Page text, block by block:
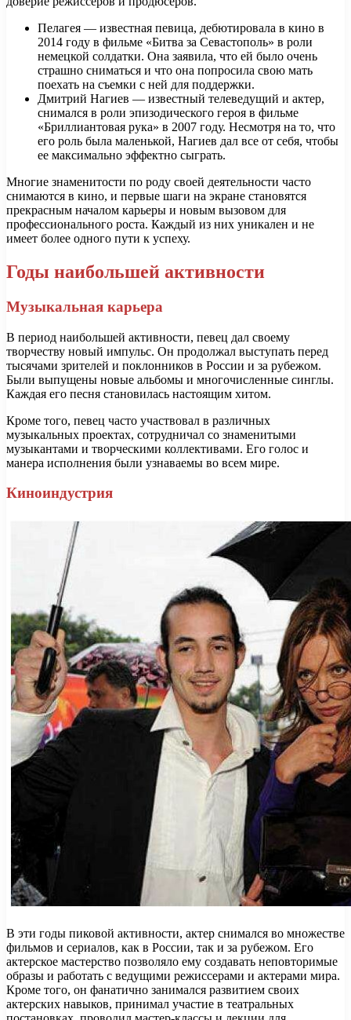
Пелагея — известная певица, дебютировала в кино в
2014 году в фильме «Битва за Севастополь» в роли
немецкой солдатки. Она заявила, что ей было очень
страшно сниматься и что она попросила свою мать
поехать на съемки с ней для поддержки.
Дмитрий Нагиев — известный телеведущий и актер,
снимался в роли эпизодического героя в фильме
«Бриллиантовая рука» в 2007 году. Несмотря на то, что
его роль была маленькой, Нагиев дал все от себя, чтобы
ее максимально эффектно сыграть.
Многие знаменитости по роду своей деятельности часто
снимаются в кино, и первые шаги на экране становятся
прекрасным началом карьеры и новым вызовом для
профессионального роста. Каждый из них уникален и не
имеет более одного пути к успеху.
Годы наибольшей активности
Музыкальная карьера
В период наибольшей активности, певец дал своему
творчеству новый импульс. Он продолжал выступать перед
тысячами зрителей и поклонников в России и за рубежом.
Были выпущены новые альбомы и многочисленные синглы.
Каждая его песня становилась настоящим хитом.
Кроме того, певец часто участвовал в различных
музыкальных проектах, сотрудничал со знаменитыми
музыкантами и творческими коллективами. Его голос и
манера исполнения были узнаваемы во всем мире.
Киноиндустрия
В эти годы пиковой активности, актер снимался во множестве
фильмов и сериалов, как в России, так и за рубежом. Его
актерское мастерство позволяло ему создавать неповторимые
образы и работать с ведущими режиссерами и актерами мира.
Кроме того, он фанатично занимался развитием своих
актерских навыков, принимал участие в театральных